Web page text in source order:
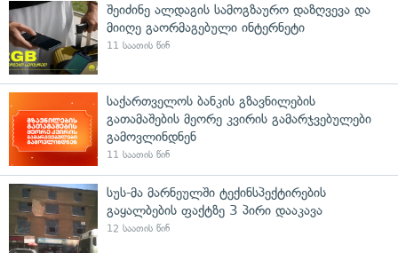
შეიძინე ალდაგის სამოგზაურო დაზღვევა და
მიიღე გაორმაგებული ინტერნეტი
11 საათის წინ
საქართველოს ბანკის გზავნილების
გათამაშების მეორე კვირის გამარჯვებულები
გამოვლინდნენ
11 საათის წინ
სუს-მა მარნეულში ტექინსპექტირების
გაყალბების ფაქტზე 3 პირი დააკავა
12 საათის წინ